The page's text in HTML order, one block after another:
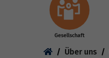
Gesellschaft
You are here:
Über uns